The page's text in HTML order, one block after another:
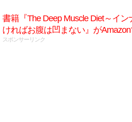
書籍『The Deep Muscle Diet～イ
ければお腹は凹まない』がAmazon
スポンサーリンク